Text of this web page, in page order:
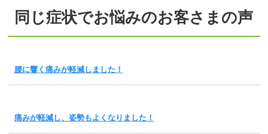
同じ症状でお悩みのお客さまの声
腰に響く痛みが軽減しました！
痛みが軽減し、姿勢もよくなりました！